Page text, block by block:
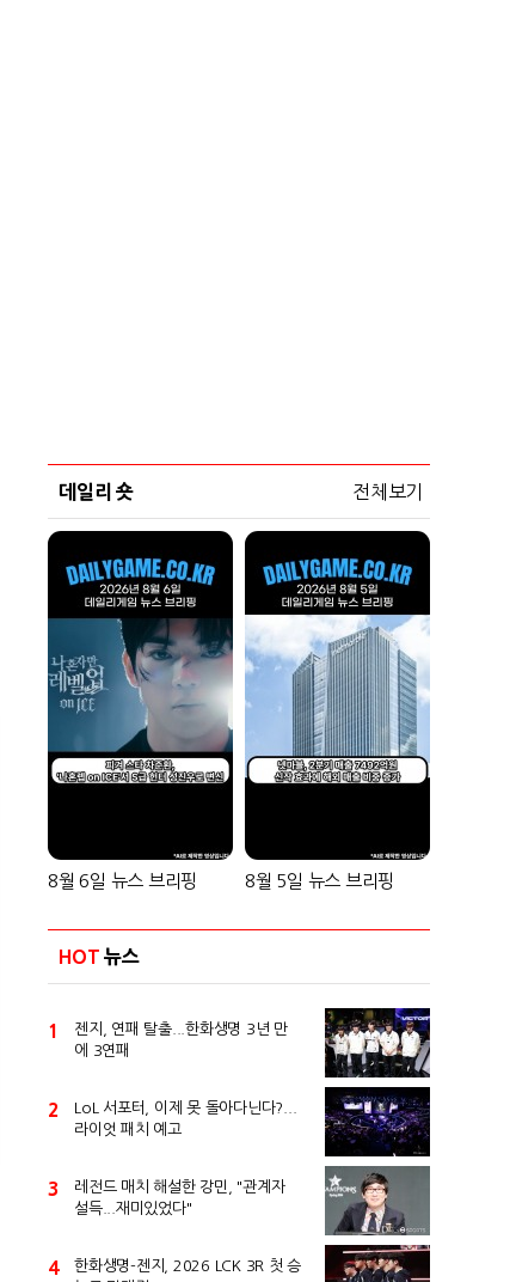
데일리 숏 전체보기
8월 6일 뉴스 브리핑 8월 5일 뉴스 브리핑
HOT 뉴스
1
젠지, 연패 탈출...한화생명 3년 만
에 3연패
2
LoL 서포터, 이제 못 돌아다닌다?...
라이엇 패치 예고
3
레전드 매치 해설한 강민, "관계자
설득...재미있었다"
4
한화생명-젠지, 2026 LCK 3R 첫 승